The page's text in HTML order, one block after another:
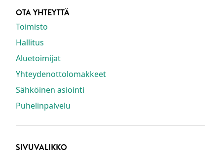
OTA YHTEYTTÄ
Toimisto
Hallitus
Aluetoimijat
Yhteydenottolomakkeet
Sähköinen asiointi
Puhelinpalvelu
SIVUVALIKKO